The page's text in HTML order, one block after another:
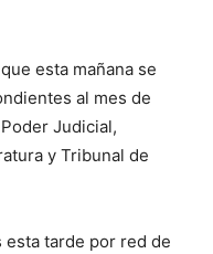
esta mañana se
al mes de
Judicial,
y Tribunal de
esta tarde por red de